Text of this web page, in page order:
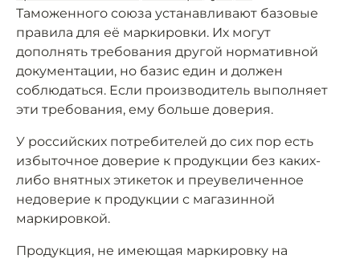
Таможенного союза устанавливают базовые
правила для её маркировки. Их могут
дополнять требования другой нормативной
документации, но базис един и должен
соблюдаться. Если производитель выполняет
эти требования, ему больше доверия.
У российских потребителей до сих пор есть
избыточное доверие к продукции без каких-
либо внятных этикеток и преувеличенное
недоверие к продукции с магазинной
маркировкой.
Продукция, не имеющая маркировку на